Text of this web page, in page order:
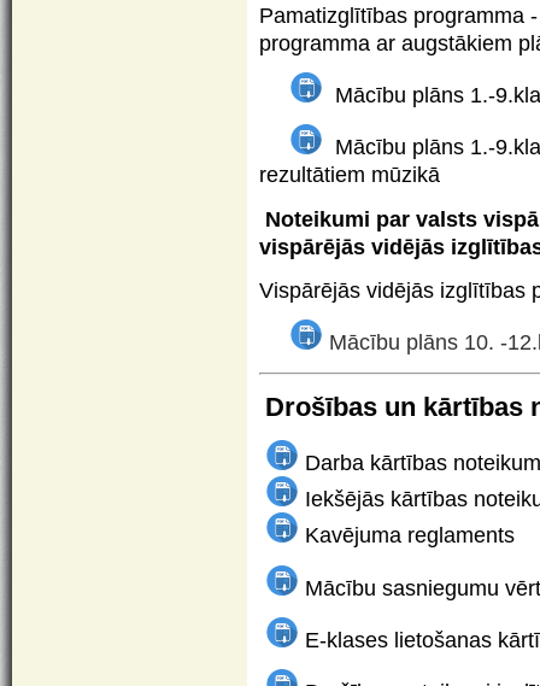
Pamatizglītības programma
programma ar augstākiem
Mācību plāns 1.-
Mācību plāns 1.-
rezultātiem mūzikā
Noteikumi par valsts
vispārējās vidējās
Vispārējās vidējās izglītības
Mācību plāns 10. -
Drošības un kārtības
Darba kārtības
Iekšējās kārtības
Kavējuma reglaments
Mācību sasniegumu
E-klases lietošanas